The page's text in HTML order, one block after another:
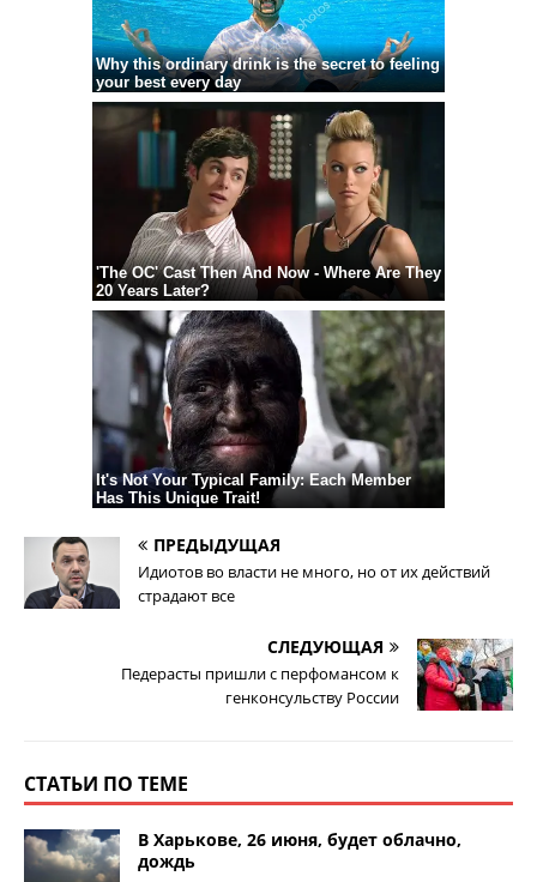
ПРЕДЫДУЩАЯ
Идиотов во власти не много, но от их действий
страдают все
СЛЕДУЮЩАЯ
Педерасты пришли с перфомансом к
генконсульству России
СТАТЬИ ПО ТЕМЕ
В Харькове, 26 июня, будет облачно,
дождь